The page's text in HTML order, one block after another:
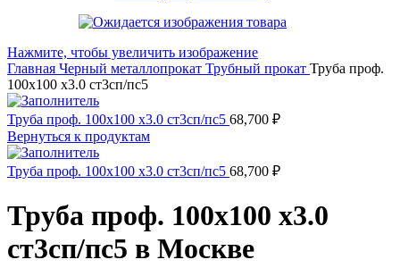
Нажмите, чтобы увеличить изображение
Главная Черный металлопрокат Трубный прокат Труба проф.
100х100 х3.0 ст3сп/пс5
Труба проф. 100х100 х3.0 ст3сп/пс5 68,700 ₽
Вернуться к продуктам
Труба проф. 100х100 х3.0 ст3сп/пс5 68,700 ₽
Труба проф. 100х100 х3.0
ст3сп/пс5 в Москве